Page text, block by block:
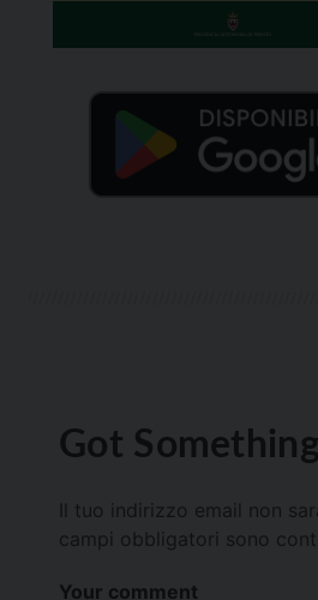
Got
Il tuo indirizzo email non
campi obbligatori sono
Your comment